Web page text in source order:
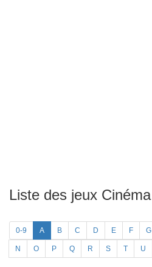
Liste des jeux Cinéma
0-9 A B C D E F G
N O P Q R S T U